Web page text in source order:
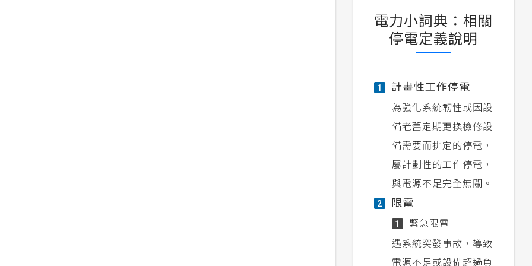
電力小詞典：相關
停電定義說明
1 計畫性工作停電
為強化系統韌性或因設
備老舊定期更換檢修設
備需要而排定的停電，
屬計劃性的工作停電，
與電源不足完全無關。
2 限電
1
緊急限電
遇系統突發事故，導致
電源不足或設備超過負